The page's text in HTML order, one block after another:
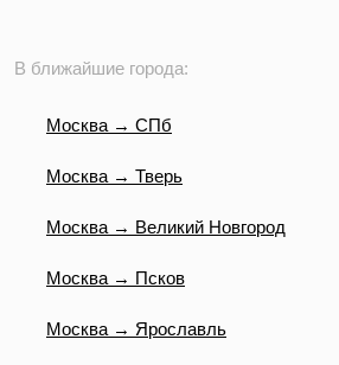
В ближайшие города:
Москва → СПб
Москва → Тверь
Москва → Великий Новгород
Москва → Псков
Москва → Ярославль